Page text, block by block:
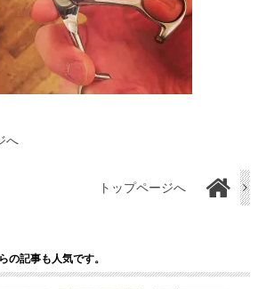
へ
トップページへ
の記事も人気です。